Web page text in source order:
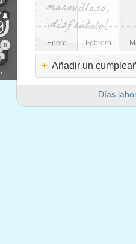
0
Días
¡disfrútalo!
Enero Febrero
+ Añadir un